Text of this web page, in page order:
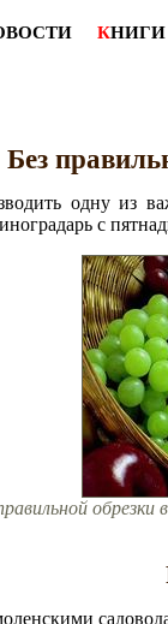
КНИГИ
Без
одну из
с